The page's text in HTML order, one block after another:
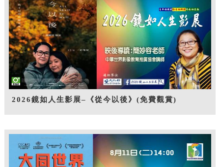
2026鏡如人生影展–《從今以後》(免費觀賞)